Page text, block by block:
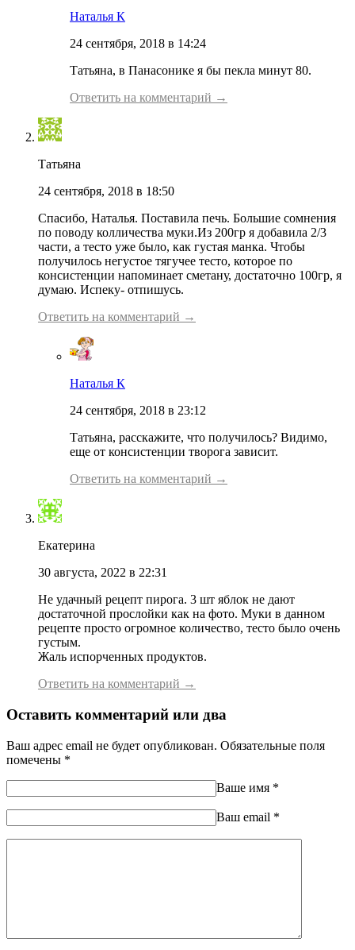
Наталья К
24 сентября, 2018 в 14:24
Татьяна, в Панасонике я бы пекла минут 80.
Ответить на комментарий →
Татьяна
24 сентября, 2018 в 18:50
Спасибо, Наталья. Поставила печь. Большие сомнения
по поводу колличества муки.Из 200гр я добавила 2/3
части, а тесто уже было, как густая манка. Чтобы
получилось негустое тягучее тесто, которое по
консистенции напоминает сметану, достаточно 100гр, я
думаю. Испеку- отпишусь.
Ответить на комментарий →
Наталья К
24 сентября, 2018 в 23:12
Татьяна, расскажите, что получилось? Видимо,
еще от консистенции творога зависит.
Ответить на комментарий →
Екатерина
30 августа, 2022 в 22:31
Не удачный рецепт пирога. 3 шт яблок не дают
достаточной прослойки как на фото. Муки в данном
рецепте просто огромное количество, тесто было очень
густым.
Жаль испорченных продуктов.
Ответить на комментарий →
Оставить комментарий или два
Ваш адрес email не будет опубликован. Обязательные поля
помечены *
Ваше имя *
Ваш еmail *